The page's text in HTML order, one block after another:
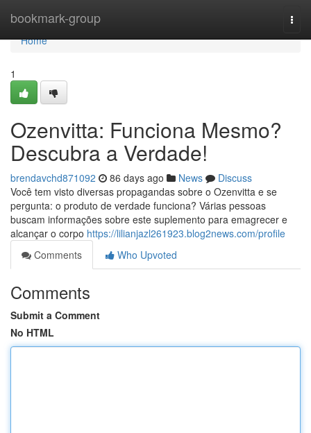
bookmark-group
Home
Home
1
Ozenvitta: Funciona Mesmo?
Descubra a Verdade!
brendavchd871092 86 days ago News
Discuss
Você tem visto diversas propagandas sobre o Ozenvitta e se
pergunta: o produto de verdade funciona? Várias pessoas
buscam informações sobre este suplemento para emagrecer e
alcançar o corpo https://lilianjazl261923.blog2news.com/profile
Comments
Who Upvoted
Comments
Submit a Comment
No HTML